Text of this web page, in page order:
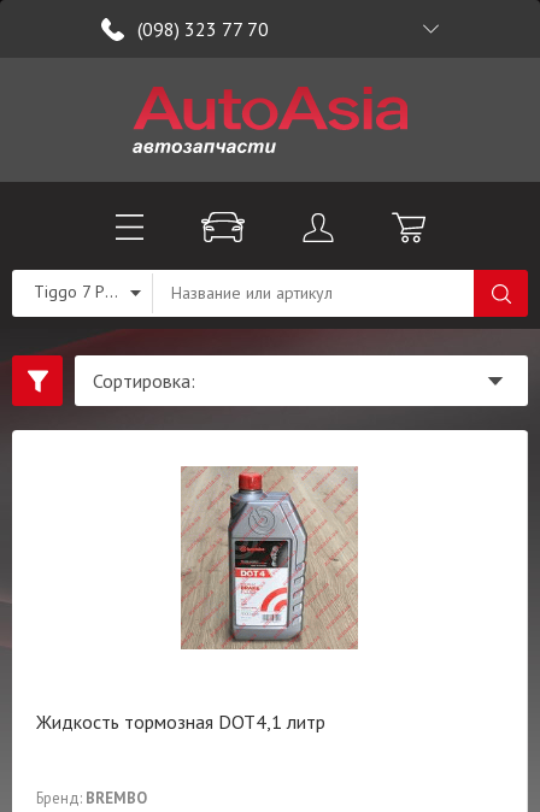
(098) 323 77 70
Tiggo 7 PRO
Жидкость тормозная DOT4,1 литр
Бренд: BREMBO